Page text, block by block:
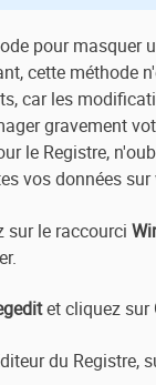
pour masquer
cette méthode
car les
gravement
le Registre,
vos données
sur le raccourci
et cliquez sur
du Registre,